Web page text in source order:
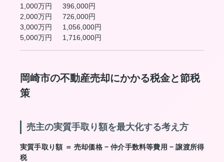
1,000万円
396,000円
2,000万円
726,000円
3,000万円
1,056,000円
5,000万円
1,716,000円
岡崎市の不動産売却にかかる税金と節税
策
売主の実質手取り額を最大化する考え方
実質手取り額 ＝ 売却価格 − 仲介手数料等費用 − 譲渡所得
税